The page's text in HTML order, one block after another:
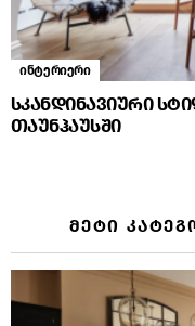
ინტერიერი
სკანდინავიური
თაუნჰაუსში
ᲛᲔᲢᲘ